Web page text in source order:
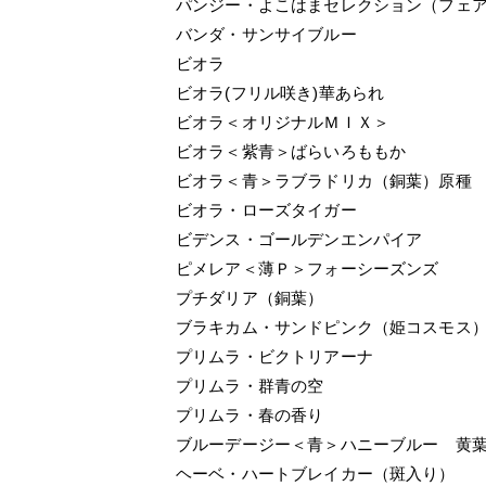
パンジー・よこはまセレクション（フェ
バンダ・サンサイブルー
ビオラ
ビオラ(フリル咲き)華あられ
ビオラ＜オリジナルＭＩＸ＞
ビオラ＜紫青＞ばらいろももか
ビオラ＜青＞ラブラドリカ（銅葉）原種
ビオラ・ローズタイガー
ビデンス・ゴールデンエンパイア
ピメレア＜薄Ｐ＞フォーシーズンズ
プチダリア（銅葉）
ブラキカム・サンドピンク（姫コスモス）
プリムラ・ビクトリアーナ
プリムラ・群青の空
プリムラ・春の香り
ブルーデージー＜青＞ハニーブルー 黄
ヘーベ・ハートブレイカー（斑入り）